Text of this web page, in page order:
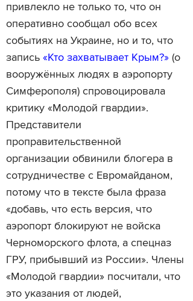
привлекло не только то, что он
оперативно сообщал обо всех
событиях на Украине, но и то, что
запись «Кто захватывает Крым?» (о
вооружённых людях в аэропорту
Симферополя) спровоцировала
критику «Молодой гвардии».
Представители
проправительственной
организации обвинили блогера в
сотрудничестве с Евромайданом,
потому что в тексте была фраза
«добавь, что есть версия, что
аэропорт блокируют не войска
Черноморского флота, а спецназ
ГРУ, прибывший из России». Члены
«Молодой гвардии» посчитали, что
это указания от людей,